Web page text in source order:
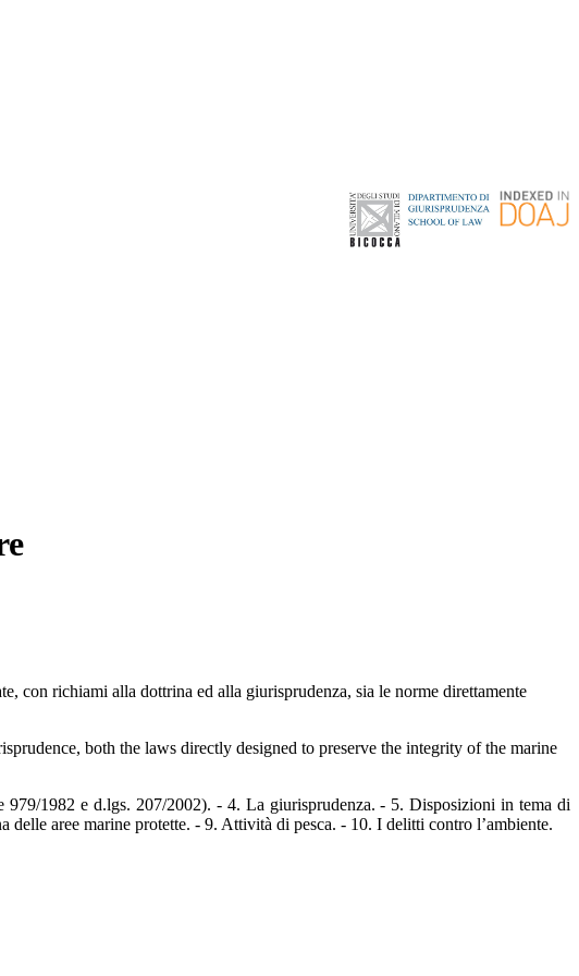
con richiami alla dottrina ed alla giurisprudenza, sia le norme direttamente
both the laws directly designed to preserve the integrity of the marine
979/1982 e d.lgs. 207/2002). - 4. La giurisprudenza. - 5. Disposizioni in tema di
aree marine protette. - 9. Attività di pesca. - 10. I delitti contro l’ambiente.